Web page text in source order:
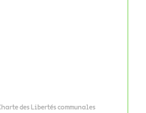
des Libertés communales